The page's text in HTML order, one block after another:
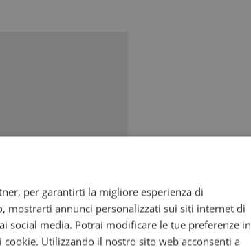
per garantirti la migliore esperienza di
mostrarti annunci personalizzati sui siti internet di
social media. Potrai modificare le tue preferenze in
Utilizzando il nostro sito web acconsenti a